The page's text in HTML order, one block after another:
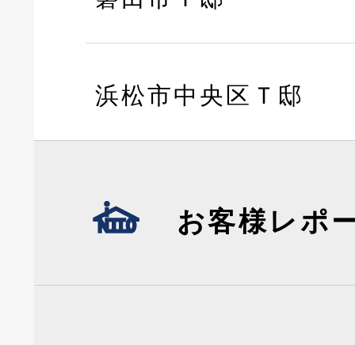
浜松市中央区Ｔ邸
お客様レポ